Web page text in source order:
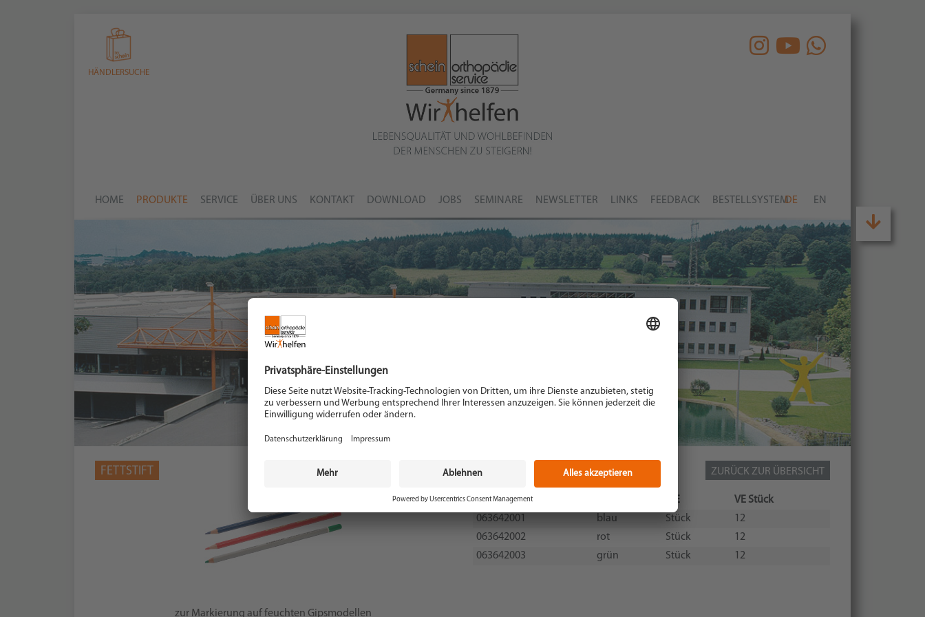
HÄNDLERSUCHE
HOME PRODUKTE SERVICE ÜBER UNS KONTAKT DOWNLOAD JOBS SEMINARE NEWSLETTER LINKS FEEDBACK BESTELLSYSTEMDE EN
FETTSTIFT ZURÜCK ZUR ÜBERSICHT
zur Markierung auf feuchten Gipsmodellen
Artikel-Nr. ME
VE Stück
063642001
blau Stück
12
063642002
rot Stück
12
063642003
grün Stück 12